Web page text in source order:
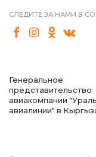
СЛЕДИТЕ ЗА НАМИ В
Генеральное
представительство
авиакомпании
авиалинии" в